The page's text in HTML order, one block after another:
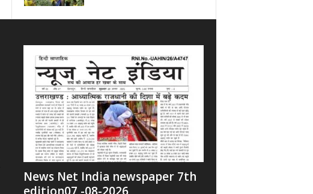
News Net India newspaper 7th